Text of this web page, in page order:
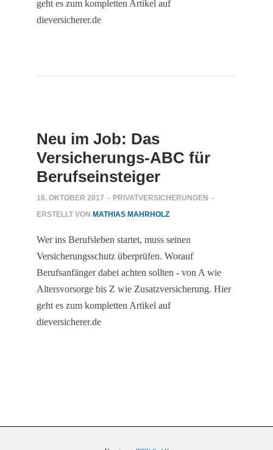
geht es zum kompletten Artikel auf
dieversicherer.de
Neu im Job: Das
Versicherungs-ABC für
Berufseinsteiger
18. OKTOBER 2017 - PRIVATVERSICHERUNGEN -
ERSTELLT VON MATHIAS MAHRHOLZ
Wer ins Berufsleben startet, muss seinen
Versicherungsschutz überprüfen. Worauf
Berufsanfänger dabei achten sollten - von A wie
Altersvorsorge bis Z wie Zusatzversicherung. Hier
geht es zum kompletten Artikel auf
dieversicherer.de